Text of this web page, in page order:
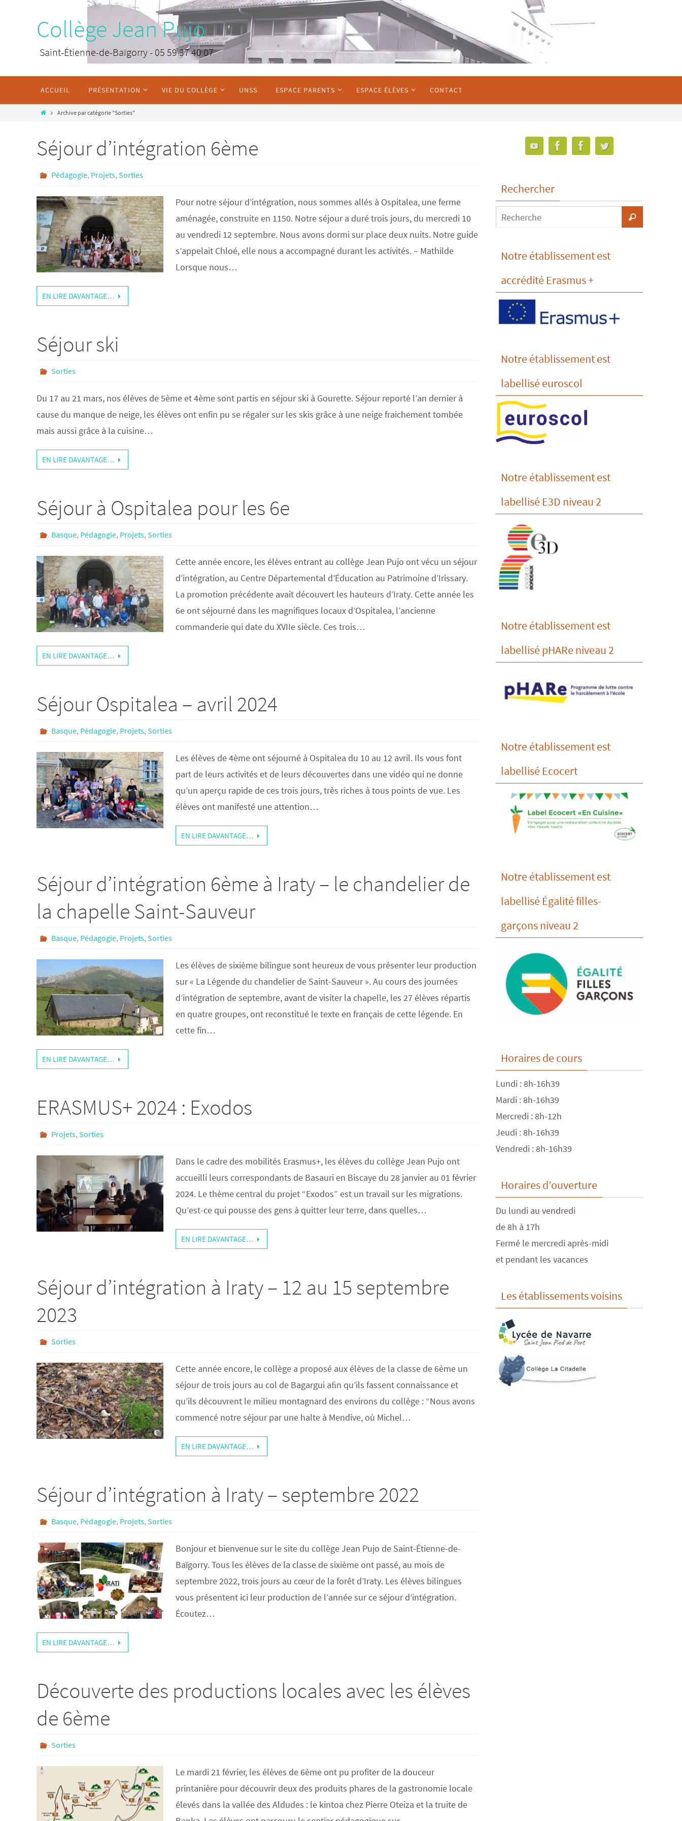
Collège Jean Pujo
Saint-Étienne-de-Baïgorry - 05 59 37 40 07
ACCUEIL PRÉSENTATION VIE DU COLLÈGE UNSS ESPACE PARENTS ESPACE ÉLÈVES CONTACT
Archive par catégorie "Sorties"
Séjour d’intégration 6ème
Pédagogie, Projets, Sorties
Pour notre séjour d’intégration, nous sommes allés à Ospitalea, une ferme
aménagée, construite en 1150. Notre séjour a duré trois jours, du mercredi 10
au vendredi 12 septembre. Nous avons dormi sur place deux nuits. Notre guide
s’appelait Chloé, elle nous a accompagné durant les activités. – Mathilde
Lorsque nous…
EN LIRE DAVANTAGE…
Séjour ski
Sorties
Du 17 au 21 mars, nos élèves de 5ème et 4ème sont partis en séjour ski à Gourette. Séjour reporté l’an dernier à
cause du manque de neige, les élèves ont enfin pu se régaler sur les skis grâce à une neige fraichement tombée
mais aussi grâce à la cuisine…
EN LIRE DAVANTAGE…
Séjour à Ospitalea pour les 6e
Basque, Pédagogie, Projets, Sorties
Cette année encore, les élèves entrant au collège Jean Pujo ont vécu un séjour
d’intégration, au Centre Départemental d’Éducation au Patrimoine d’Irissary.
La promotion précédente avait découvert les hauteurs d’Iraty. Cette année les
6e ont séjourné dans les magnifiques locaux d’Ospitalea, l’ancienne
commanderie qui date du XVIIe siècle. Ces trois…
EN LIRE DAVANTAGE…
Séjour Ospitalea – avril 2024
Basque, Pédagogie, Projets, Sorties
Les élèves de 4ème ont séjourné à Ospitalea du 10 au 12 avril. Ils vous font
part de leurs activités et de leurs découvertes dans une vidéo qui ne donne
qu’un aperçu rapide de ces trois jours, très riches à tous points de vue. Les
élèves ont manifesté une attention…
EN LIRE DAVANTAGE…
Séjour d’intégration 6ème à Iraty – le chandelier de
la chapelle Saint-Sauveur
Basque, Pédagogie, Projets, Sorties
Les élèves de sixième bilingue sont heureux de vous présenter leur production
sur « La Légende du chandelier de Saint-Sauveur ». Au cours des journées
d’intégration de septembre, avant de visiter la chapelle, les 27 élèves répartis
en quatre groupes, ont reconstitué le texte en français de cette légende. En
cette fin…
EN LIRE DAVANTAGE…
ERASMUS+ 2024 : Exodos
Projets, Sorties
Dans le cadre des mobilités Erasmus+, les élèves du collège Jean Pujo ont
accueilli leurs correspondants de Basauri en Biscaye du 28 janvier au 01 février
2024. Le thème central du projet “Exodos” est un travail sur les migrations.
Qu’est-ce qui pousse des gens à quitter leur terre, dans quelles…
EN LIRE DAVANTAGE…
Séjour d’intégration à Iraty – 12 au 15 septembre
2023
Sorties
Cette année encore, le collège a proposé aux élèves de la classe de 6ème un
séjour de trois jours au col de Bagargui aﬁn qu’ils fassent connaissance et
qu’ils découvrent le milieu montagnard des environs du collège : “Nous avons
commencé notre séjour par une halte à Mendive, où Michel…
EN LIRE DAVANTAGE…
Séjour d’intégration à Iraty – septembre 2022
Basque, Pédagogie, Projets, Sorties
Bonjour et bienvenue sur le site du collège Jean Pujo de Saint-Étienne-de-
Baïgorry. Tous les élèves de la classe de sixième ont passé, au mois de
septembre 2022, trois jours au cœur de la forêt d’Iraty. Les élèves bilingues
vous présentent ici leur production de l’année sur ce séjour d’intégration.
Écoutez…
EN LIRE DAVANTAGE…
Découverte des productions locales avec les élèves
de 6ème
Sorties
Le mardi 21 février, les élèves de 6ème ont pu profiter de la douceur
printanière pour découvrir deux des produits phares de la gastronomie locale
élevés dans la vallée des Aldudes : le kintoa chez Pierre Oteiza et la truite de
Rechercher
Notre établissement est
accrédité Erasmus +
Notre établissement est
labellisé euroscol
Notre établissement est
labellisé E3D niveau 2
Notre établissement est
labellisé pHARe niveau 2
Notre établissement est
labellisé Ecocert
Notre établissement est
labellisé Égalité filles-
garçons niveau 2
Horaires de cours
Lundi : 8h-16h39
Mardi : 8h-16h39
Mercredi : 8h-12h
Jeudi : 8h-16h39
Vendredi : 8h-16h39
Horaires d’ouverture
Du lundi au vendredi
de 8h à 17h
Fermé le mercredi après-midi
et pendant les vacances
Les établissements voisins